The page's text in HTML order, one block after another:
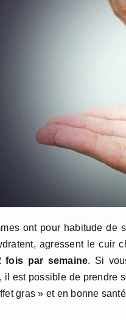
ont pour habitude
agressent le cuir
fois par semaine. Si
il est possible de prendre
gras » et en bonne